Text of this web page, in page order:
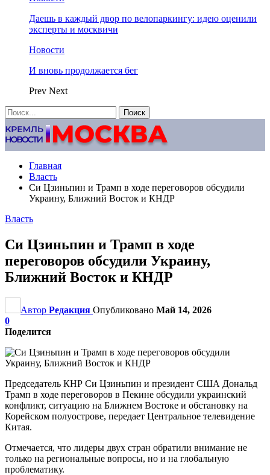
Даешь в каждый двор по велопаркингу: идею оценили
эксперты и москвичи
Новости
И вновь продолжается бег
Prev Next
Главная
Власть
Си Цзиньпин и Трамп в ходе переговоров обсудили
Украину, Ближний Восток и КНДР
Власть
Си Цзиньпин и Трамп в ходе
переговоров обсудили Украину,
Ближний Восток и КНДР
Автор Редакция Опубликовано Май 14, 2026
0
Поделится
Председатель КНР Си Цзиньпин и президент США Дональд
Трамп в ходе переговоров в Пекине обсудили украинский
конфликт, ситуацию на Ближнем Востоке и обстановку на
Корейском полуострове, передает Центральное телевидение
Китая.
Отмечается, что лидеры двух стран обратили внимание не
только на региональные вопросы, но и на глобальную
проблематику.